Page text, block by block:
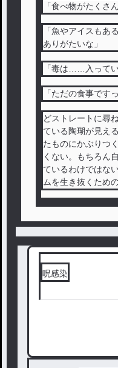
「食べ物がたくさ
「魚やアイスもあ
ありがたいな」
「毒は……入って
「ただの食事ですっ
どストレートに尋
ている陶瑚が見え
たものにかぶりつ
くない。もちろん
ているわけではな
ムを生き抜くため
呪感染